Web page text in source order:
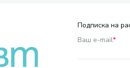
Подписка на
Ваш e-mail*